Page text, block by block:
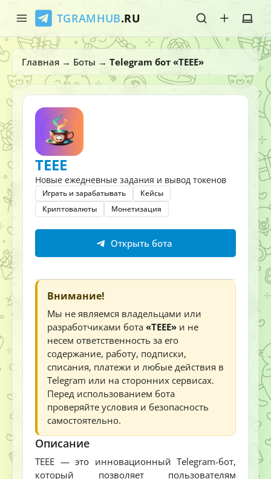
TGRAMHUB.RU
Главная
Стикеры
Эмодзи
О нас
Главная → Боты → Telegram бот «TEEE»
TEEE
Новые ежедневные задания и вывод токенов
Играть и зарабатывать
Кейсы
Криптовалюты
Монетизация
Открыть бота
Внимание!
Мы не являемся владельцами или
разработчиками бота «TEEE» и не
несем ответственность за его
содержание, работу, подписки,
списания, платежи и любые действия в
Telegram или на сторонних сервисах.
Перед использованием бота
проверяйте условия и безопасность
самостоятельно.
Описание
TEEE — это инновационный Telegram-бот,
который позволяет пользователям